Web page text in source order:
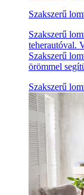
Szakszerű
Szakszerű
teherautóval.
Szakszerű
örömmel
Szakszerű